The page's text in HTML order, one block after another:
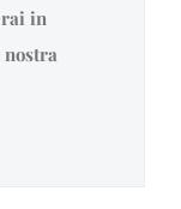
in